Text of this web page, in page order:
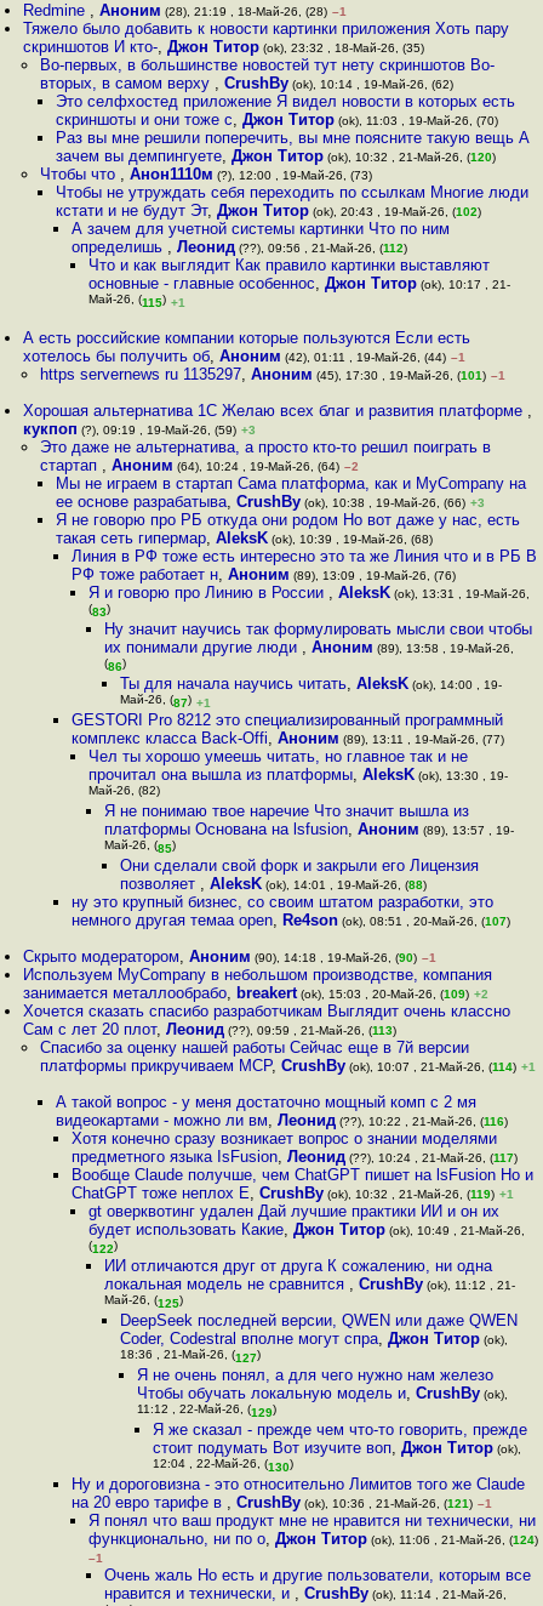
Redmine ,Аноним (28), 21:19 , 18-Май-26, (28) –1
Тяжело было добавить к новости картинки приложения Хоть пару
скриншотов И кто-,Джон Титор (ok), 23:32 , 18-Май-26, (35)
Во-первых, в большинстве новостей тут нету скриншотов Во-
вторых, в самом верху , CrushBy(ok), 10:14 , 19-Май-26, (62)
Это селфхостед приложение Я видел новости в которых есть
скриншоты и они тоже с, Джон Титор(ok), 11:03 , 19-Май-26, (70)
Раз вы мне решили поперечить, вы мне поясните такую вещь А
зачем вы демпингуете, Джон Титор(ok), 10:32 , 21-Май-26, (120)
Чтобы что , Анон1110м (?), 12:00 , 19-Май-26, (73)
Чтобы не утруждать себя переходить по ссылкам Многие люди
кстати и не будут Эт, Джон Титор(ok), 20:43 , 19-Май-26, (102)
А зачем для учетной системы картинки Что по ним
определишь ,Леонид (??), 09:56 , 21-Май-26, (112)
Что и как выглядит Как правило картинки выставляют
основные - главные особеннос, Джон Титор(ok), 10:17 , 21-
Май-26, (115) +1
А есть российские компании которые пользуются Если есть
хотелось бы получить об,Аноним (42), 01:11 , 19-Май-26, (44) –1
https servernews ru 1135297, Аноним (45), 17:30 , 19-Май-26, (101) –1
Хорошая альтернатива 1С Желаю всех благ и развития платформе ,
кукпоп (?), 09:19 , 19-Май-26, (59) +3
Это даже не альтернатива, а просто кто-то решил поиграть в
стартап , Аноним (64), 10:24 , 19-Май-26, (64) –2
Мы не играем в стартап Сама платформа, как и MyCompany на
ее основе разрабатыва, CrushBy(ok), 10:38 , 19-Май-26, (66) +3
Я не говорю про РБ откуда они родом Но вот даже у нас, есть
такая сеть гипермар, AleksK(ok), 10:39 , 19-Май-26, (68)
Линия в РФ тоже есть интересно это та же Линия что и в РБ В
РФ тоже работает н,Аноним (89), 13:09 , 19-Май-26, (76)
Я и говорю про Линию в России , AleksK(ok), 13:31 , 19-Май-26,
(83)
Ну значит научись так формулировать мысли свои чтобы
их понимали другие люди , Аноним (89), 13:58 , 19-Май-26,
(86)
Ты для начала научись читать,AleksK (ok), 14:00 , 19-
Май-26, (87) +1
GESTORI Pro 8212 это специализированный программный
комплекс класса Back-Offi,Аноним (89), 13:11 , 19-Май-26, (77)
Чел ты хорошо умеешь читать, но главное так и не
прочитал она вышла из платформы, AleksK(ok), 13:30 , 19-
Май-26, (82)
Я не понимаю твое наречие Что значит вышла из
платформы Основана на lsfusion, Аноним (89), 13:57 , 19-
Май-26, (85)
Они сделали свой форк и закрыли его Лицензия
позволяет ,AleksK (ok), 14:01 , 19-Май-26, (88)
ну это крупный бизнес, со своим штатом разработки, это
немного другая темаа open, Re4son (ok), 08:51 , 20-Май-26, (107)
Скрыто модератором,Аноним (90), 14:18 , 19-Май-26, (90) –1
Используем MyCompany в небольшом производстве, компания
занимается металлообрабо, breakert (ok), 15:03 , 20-Май-26, (109) +2
Хочется сказать спасибо разработчикам Выглядит очень классно
Сам с лет 20 плот,Леонид (??), 09:59 , 21-Май-26, (113)
Спасибо за оценку нашей работы Сейчас еще в 7й версии
платформы прикручиваем MCP, CrushBy(ok), 10:07 , 21-Май-26, (114) +1
А такой вопрос - у меня достаточно мощный комп с 2 мя
видеокартами - можно ли вм, Леонид(??), 10:22 , 21-Май-26, (116)
Хотя конечно сразу возникает вопрос о знании моделями
предметного языка IsFusion,Леонид (??), 10:24 , 21-Май-26, (117)
Вообще Claude получше, чем ChatGPT пишет на lsFusion Но и
ChatGPT тоже неплох Е,CrushBy (ok), 10:32 , 21-Май-26, (119) +1
gt оверквотинг удален Дай лучшие практики ИИ и он их
будет использовать Какие, Джон Титор(ok), 10:49 , 21-Май-26,
(122)
ИИ отличаются друг от друга К сожалению, ни одна
локальная модель не сравнится , CrushBy(ok), 11:12 , 21-
Май-26, (125)
DeepSeek последней версии, QWEN или даже QWEN
Coder, Codestral вполне могут спра,Джон Титор (ok),
18:36 , 21-Май-26, (127)
Я не очень понял, а для чего нужно нам железо
Чтобы обучать локальную модель и, CrushBy(ok),
11:12 , 22-Май-26, (129)
Я же сказал - прежде чем что-то говорить, прежде
стоит подумать Вот изучите воп, Джон Титор(ok),
12:04 , 22-Май-26, (130)
Ну и дороговизна - это относительно Лимитов того же Claude
на 20 евро тарифе в ,CrushBy (ok), 10:36 , 21-Май-26, (121) –1
Я понял что ваш продукт мне не нравится ни технически, ни
функционально, ни по о, Джон Титор(ok), 11:06 , 21-Май-26, (124)
–1
Очень жаль Но есть и другие пользователи, которым все
нравится и технически, и , CrushBy(ok), 11:14 , 21-Май-26,